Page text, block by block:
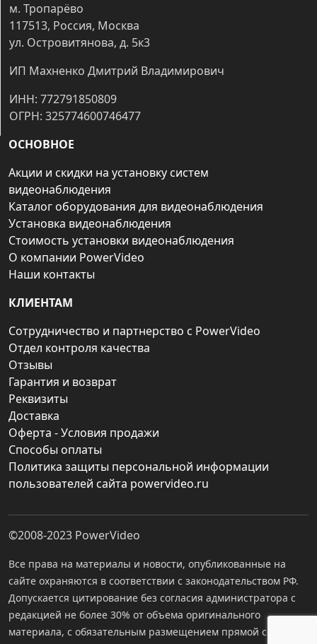
м. Тропарёво
117513, Россия, Москва
ул. Островитянова, д. 5к3
ИП Махненко Дмитрий Владимирович
ИНН: 772791850809
ОГРН: 325774600746477
ОСНОВНОЕ
Акции и скидки на установку систем
видеонаблюдения
Каталог оборудования для видеонаблюдения
Установка видеонаблюдения
Стоимость установки видеонаблюдения
О компании PowerVideo
Наши контакты
КЛИЕНТАМ
Сотрудничество и партнерство с PowerVideo
Отдел контроля качества
Отзывы
Гарантия и возврат
Реквизиты
Доставка
Оферта - Условия продажи
Способы оплаты
Политика защиты персональной информации
пользователей сайта powervideo.ru
©2008-2023 PowerVideo
Все права на материалы и новости, опубликованные на
сайте охраняются в соответствии с законодательством РФ.
Допускается цитирование без согласия администратора с
редакцией не более 30% от объема оригинального
материала, с обязательным размещением прямой ссылки